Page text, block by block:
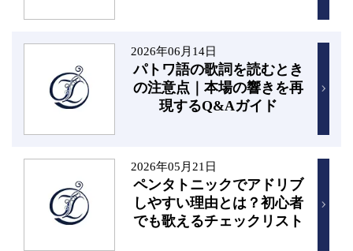
2026年06月14日
パトワ語の歌詞を読むとき
の注意点｜本場の響きを再
現するQ&Aガイド
2026年05月21日
ペンタトニックでアドリブ
しやすい理由とは？初心者
でも歌えるチェックリスト